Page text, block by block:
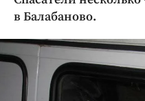
Криминал
Недвижимость
Образование
Общество
в Балабаново.